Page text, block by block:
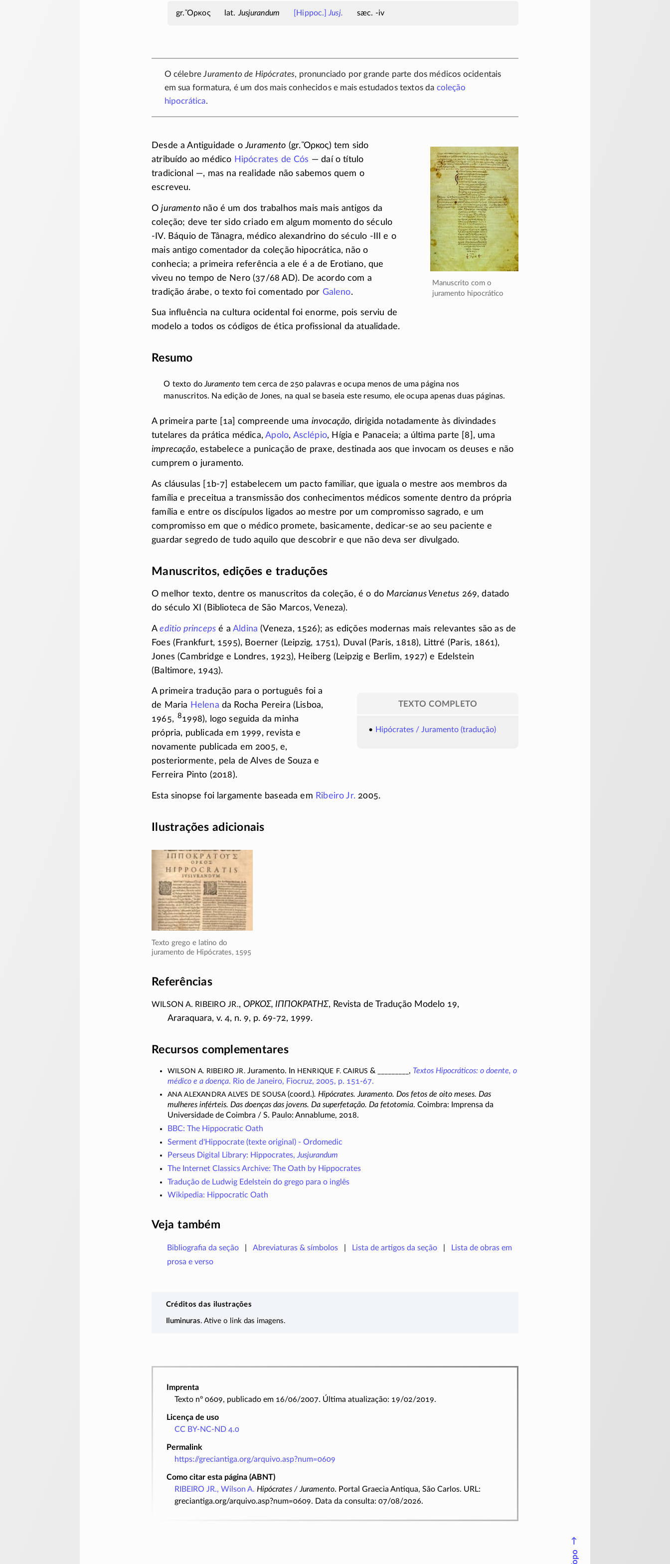
Ὅρκος Jusjurandum [Hippoc.]Jusj. sæc. -iv
O célebreJuramento de Hipócrates, pronunciado por grande parte dos médicos ocidentais
em sua formatura, é um dos mais conhecidos e mais estudados textos da coleção
hipocrática.
Manuscrito com o
juramento hipocrático
Desde a Antiguidade oJuramento (gr.Ὅρκος) tem sido
atribuído ao médico Hipócrates de Cós — daí o título
tradicional —, mas na realidade não sabemos quem o
escreveu.
Ojuramento não é um dos trabalhos mais mais antigos da
coleção; deve ter sido criado em algum momento do século
-IV. Báquio de Tânagra, médico alexandrino do século -III
e o
mais antigo comentador da coleção hipocrática, não o
conhecia; a primeira referência a ele é a de Erotiano, que
viveu no tempo de Nero (37/68 AD). De acordo com a
tradição árabe, o texto foi comentado por Galeno.
Sua influência na cultura ocidental foi enorme, pois serviu de
modelo a todos os códigos de ética profissional da atualidade.
Resumo
O texto doJuramento tem cerca de 250 palavras e ocupa menos de uma página nos
manuscritos. Na edição de Jones, na qual se baseia este resumo, ele ocupa apenas duas páginas.
A primeira parte [1a] compreende uma invocação, dirigida notadamente às divindades
tutelares da prática médica,Apolo, Asclépio, Hígia e Panaceia; a última parte [8], uma
imprecação, estabelece a punicação de praxe, destinada aos que invocam os deuses e não
cumprem o juramento.
As cláusulas [1b-7] estabelecem um pacto familiar, que iguala o mestre aos membros da
família e preceitua a transmissão dos conhecimentos médicos somente dentro da própria
família e entre os discípulos ligados ao mestre por um compromisso sagrado, e um
compromisso em que o médico promete, basicamente, dedicar-se ao seu paciente e
guardar segredo de tudo aquilo que descobrir e que não deva ser divulgado.
Manuscritos, edições e traduções
O melhor texto, dentre os manuscritos da coleção, é o do Marcianus Venetus 269, datado
do século XI (Biblioteca de São Marcos, Veneza).
Aeditio princeps é a Aldina (Veneza, 1526); as edições modernas mais relevantes são as de
Foes (Frankfurt, 1595), Boerner (Leipzig, 1751), Duval (Paris, 1818), Littré (Paris, 1861),
Jones (Cambridge e Londres, 1923), Heiberg (Leipzig e Berlim, 1927) e Edelstein
(Baltimore, 1943).
TEXTO COMPLETO
Hipócrates / Juramento (tradução)
A primeira tradução para o português foi a
de Maria Helena da Rocha Pereira (Lisboa,
1965, 81998), logo seguida da minha
própria, publicada em 1999, revista e
novamente publicada em 2005, e,
posteriormente, pela de Alves de Souza e
Ferreira Pinto (2018).
Esta sinopse foi largamente baseada em Ribeiro Jr. 2005.
Ilustrações adicionais
Texto grego e latino do
juramento de Hipócrates, 1595
Referências
Wilson A. Ribeiro Jr., ΟΡΚΟΣ, ΙΠΠΟΚΡΑΤΗΣ, Revista de Tradução Modelo 19,
Araraquara, v. 4, n. 9, p. 69-72, 1999.
Recursos complementares
Wilson A. Ribeiro Jr.Juramento. In Henrique F. Cairus & _________, Textos Hipocráticos: o doente, o
médico e a doença. Rio de Janeiro, Fiocruz, 2005, p. 151-67.
Ana Alexandra Alves de Sousa(coord.). Hipócrates. Juramento. Dos fetos de oito meses. Das
mulheres inférteis. Das doenças das jovens. Da superfetação. Da fetotomia. Coimbra: Imprensa da
Universidade de Coimbra /S. Paulo: Annablume, 2018.
BBC: The Hippocratic Oath
Serment d'Hippocrate (texte original) - Ordomedic
Perseus Digital Library: Hippocrates,Jusjurandum
The Internet Classics Archive: The Oath by Hippocrates
Tradução de Ludwig Edelstein do grego para o inglês
Wikipedia: Hippocratic Oath
Veja também
Bibliografia da seção Abreviaturas & símbolos Lista de artigos da seção
Lista de obras em
prosa e verso
Créditos das ilustrações
Iluminuras. Ative o link das imagens.
Imprenta
Texto nº 0609, publicado em 16/06/2007. Última atualização: 19/02/2019.
Licença de uso
CC BY-NC-ND 4.0
Permalink
https://greciantiga.org/arquivo.asp?num=0609
Como citar esta página (ABNT)
RIBEIRO JR., Wilson A. Hipócrates / Juramento. Portal Graecia Antiqua, São Carlos. URL:
greciantiga.org/arquivo.asp?num=0609. Data da consulta: 07/08/2026.
↑
Topo